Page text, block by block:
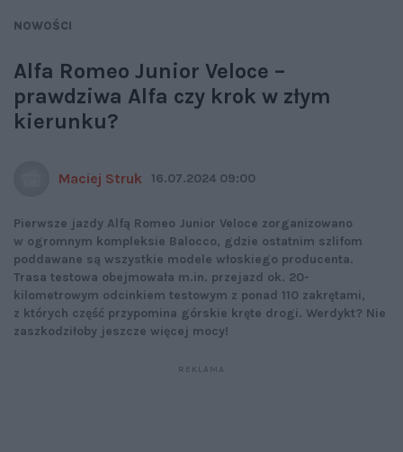
NOWOŚCI
Alfa Romeo Junior Veloce –
prawdziwa Alfa czy krok w złym
kierunku?
Maciej Struk 16.07.2024 09:00
Pierwsze jazdy Alfą Romeo Junior Veloce zorganizowano
w ogromnym kompleksie Balocco, gdzie ostatnim szlifom
poddawane są wszystkie modele włoskiego producenta.
Trasa testowa obejmowała m.in. przejazd ok. 20-
kilometrowym odcinkiem testowym z ponad 110 zakrętami,
z których część przypomina górskie kręte drogi. Werdykt? Nie
zaszkodziłoby jeszcze więcej mocy!